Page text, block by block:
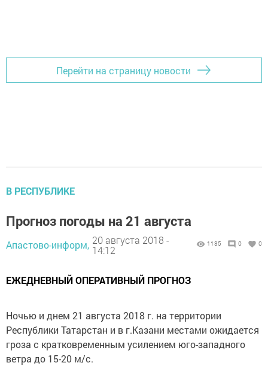
Перейти на страницу новости
В РЕСПУБЛИКЕ
Прогноз погоды на 21 августа
Апастово-информ, 20 августа 2018 -
14:12
1135 0 0
ЕЖЕДНЕВНЫЙ ОПЕРАТИВНЫЙ ПРОГНОЗ
Ночью и днем 21 августа 2018 г. на территории
Республики Татарстан и в г.Казани местами ожидается
гроза с кратковременным усилением юго-западного
ветра до 15-20 м/с.